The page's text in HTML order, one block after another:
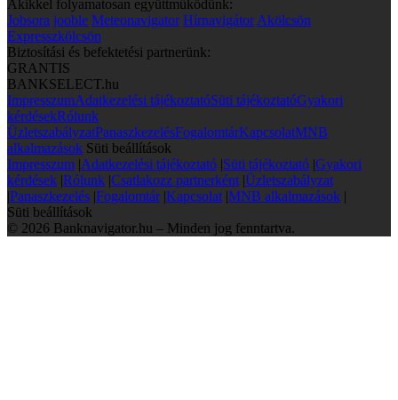
Akikkel folyamatosan együttműködünk:
Jobsora jooble Meteonavigator Hírnavigátor Akölcsön
Expresszkölcsön
Biztosítási és befektetési partnerünk:
GRANTIS
BANKSELECT.hu
ImpresszumAdatkezelési tájékoztatóSüti tájékoztatóGyakori
kérdésekRólunk
ÜzletszabályzatPanaszkezelésFogalomtárKapcsolatMNB
alkalmazások Süti beállítások
Impresszum |Adatkezelési tájékoztató |Süti tájékoztató |Gyakori
kérdések |Rólunk |Csatlakozz partnerként |Üzletszabályzat
|Panaszkezelés |Fogalomtár |Kapcsolat |MNB alkalmazások |
Süti beállítások
© 2026 Banknavigator.hu – Minden jog fenntartva.